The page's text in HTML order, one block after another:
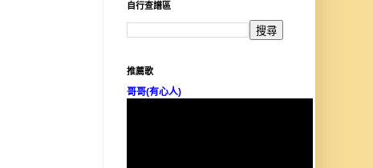
自行查譜區
推薦歌
哥哥(有心人)